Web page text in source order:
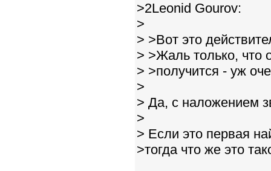
>2Leonid Gourov:
>
> >Вот это
> >Жаль только, что
> >получится - уж
>
> Да, с наложением
>
> Если это первая
>тогда что же это